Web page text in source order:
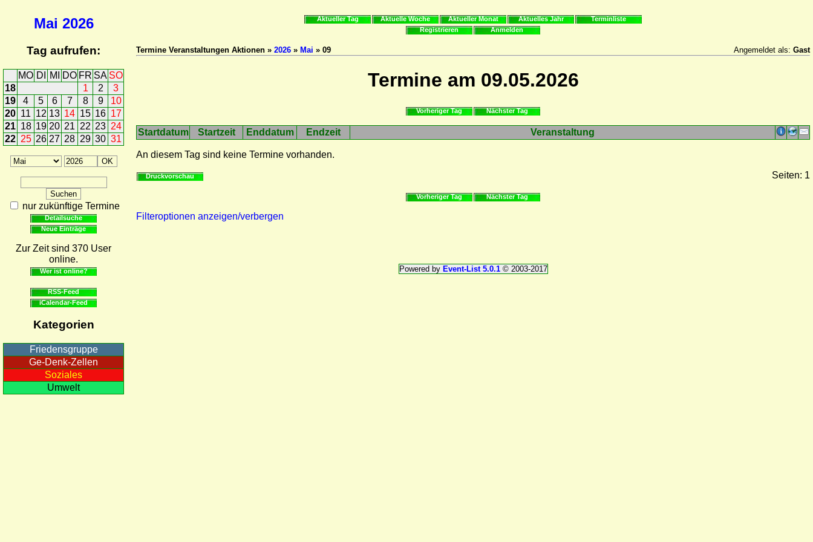
Mai 2026
Tag aufrufen:
MO DI MI DO FR SA SO
18
1 2
3
19
4 5 6 7 8 9
10
20 11 12 13 14 15 16 17
21 18 19 20 21 22 23 24
22 25 26 27 28 29 30 31
nur zukünftige Termine
Detailsuche
Neue Einträge
Zur Zeit sind 370 User
online.
Wer ist online?
RSS-Feed
iCalendar-Feed
Kategorien
Friedensgruppe
Ge-Denk-Zellen
Soziales
Umwelt
Aktueller Tag Aktuelle Woche Aktueller Monat Aktuelles Jahr
Terminliste
Registrieren
Anmelden
Termine Veranstaltungen Aktionen » 2026 » Mai » 09 Angemeldet als: Gast
Termine am 09.05.2026
Vorheriger Tag Nächster Tag
Startdatum Startzeit Enddatum Endzeit Veranstaltung
An diesem Tag sind keine Termine vorhanden.
Druckvorschau Seiten: 1
Vorheriger Tag Nächster Tag
Filteroptionen anzeigen/verbergen
Powered by Event-List 5.0.1© 2003-2017